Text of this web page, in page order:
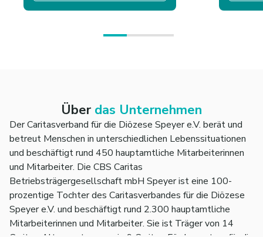
Über das Unternehmen
Der Caritasverband für die Diözese Speyer e.V. berät und
betreut Menschen in unterschiedlichen Lebenssituationen
und beschäftigt rund 450 hauptamtliche Mitarbeiterinnen
und Mitarbeiter. Die CBS Caritas
Betriebsträgergesellschaft mbH Speyer ist eine 100-
prozentige Tochter des Caritasverbandes für die Diözese
Speyer e.V. und beschäftigt rund 2.300 hauptamtliche
Mitarbeiterinnen und Mitarbeiter. Sie ist Träger von 14